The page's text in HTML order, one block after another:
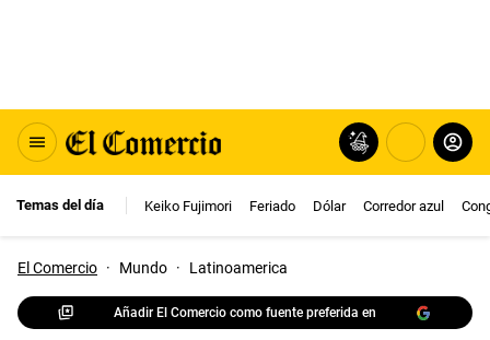
Temas del día Keiko Fujimori Feriado Dólar Corredor azul
El Comercio · Mundo · Latinoamerica
Añadir El Comercio como fuente preferida en